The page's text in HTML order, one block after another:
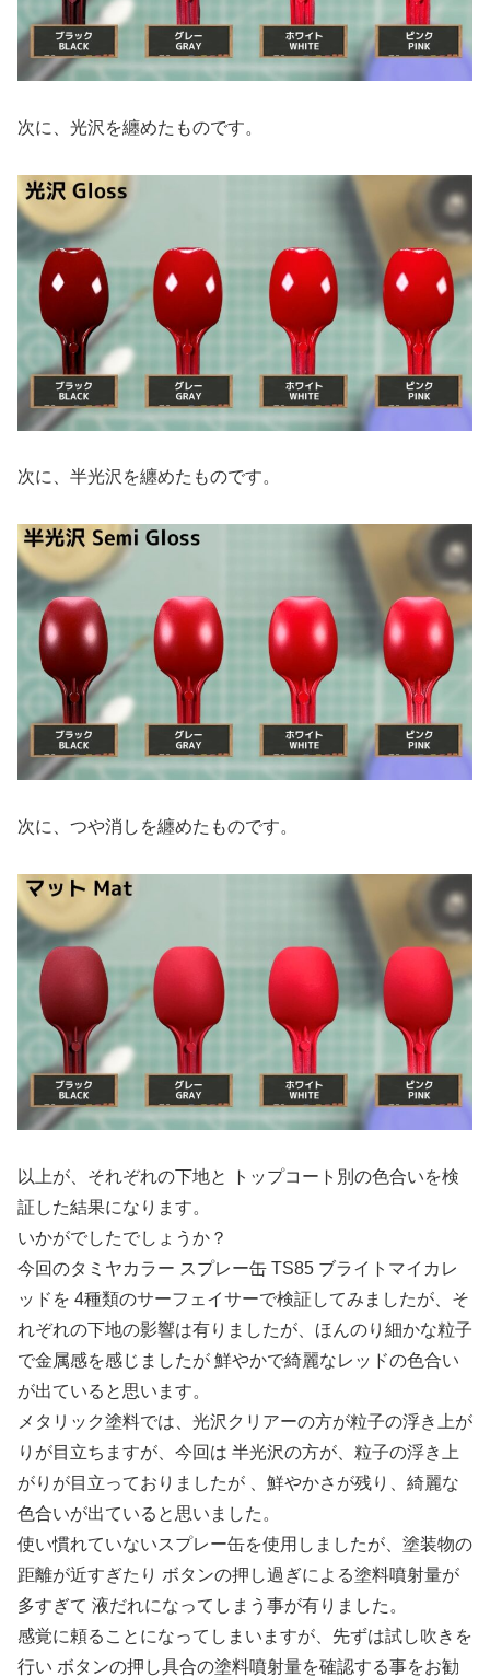
次に、光沢を纏めたものです。
次に、半光沢を纏めたものです。
次に、つや消しを纏めたものです。
以上が、それぞれの下地と トップコート別の色合いを検
証した結果になります。
いかがでしたでしょうか？
今回のタミヤカラー スプレー缶 TS85 ブライトマイカレ
ッドを 4種類のサーフェイサーで検証してみましたが、そ
れぞれの下地の影響は有りましたが、ほんのり細かな粒子
で金属感を感じましたが 鮮やかで綺麗なレッドの色合い
が出ていると思います。
メタリック塗料では、光沢クリアーの方が粒子の浮き上が
りが目立ちますが、今回は 半光沢の方が、粒子の浮き上
がりが目立っておりましたが 、鮮やかさが残り、綺麗な
色合いが出ていると思いました。
使い慣れていないスプレー缶を使用しましたが、塗装物の
距離が近すぎたり ボタンの押し過ぎによる塗料噴射量が
多すぎて 液だれになってしまう事が有りました。
感覚に頼ることになってしまいますが、先ずは試し吹きを
行い ボタンの押し具合の塗料噴射量を確認する事をお勧